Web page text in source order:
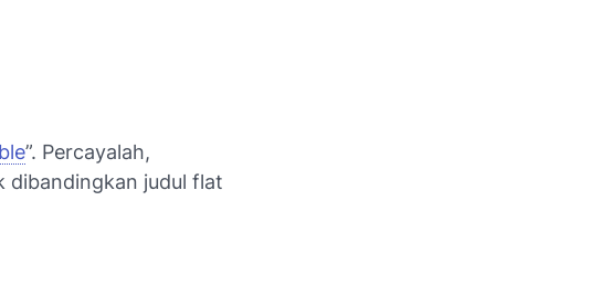
”. Percayalah,
dibandingkan judul flat